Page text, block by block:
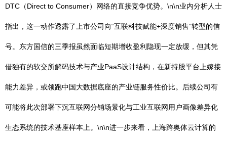
DTC（Direct to Consumer）网络的直接竞争优势。\n\n业内分析人士
指出，这一动作透露了上市公司向“互联科技赋能+深度销售”转型的信
号。东方国信的三季报虽然面临短期增收盈利隐现一定放缓，但其凭
借独有的软交所解码技术与产业PaaS设计结构，在新持股平台上嫁接
能力差异，或领跑中国大数据底座的产业链服务性价比。后续公司有
可能将此次部署下沉互联网分销场景化与工业互联网用户画像差异化
生态系统的技术基座样本上。\n\n进一步来看，上海跨奥体云计算的